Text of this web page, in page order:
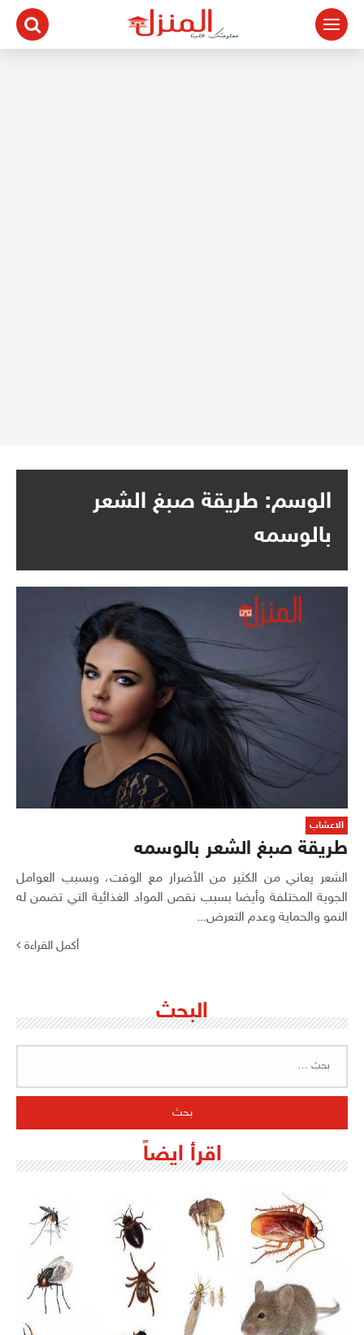
التجاوز
المحتوى
الوسم: طريقة صبغ الشعر
بالوسمه
الاعشاب
طريقة صبغ الشعر بالوسمه
الشعر يعاني من الكثير من الأضرار مع الوقت، وبسبب العوامل
الجوية المختلفة وأيضا بسبب نقص المواد الغذائية التي تضمن له
النمو والحماية وعدم التعرض...
أكمل القراءة
البحث
اقرأ ايضاً